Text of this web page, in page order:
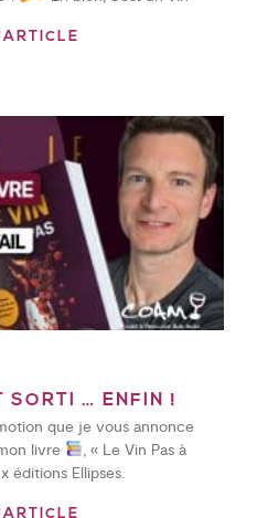
SORTI … ENFIN !
que je vous annonce
livre
, « Le Vin Pas à
éditions Ellipses.